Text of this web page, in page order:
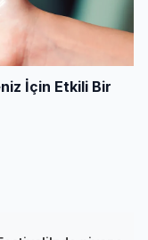
İçin Etkili Bir